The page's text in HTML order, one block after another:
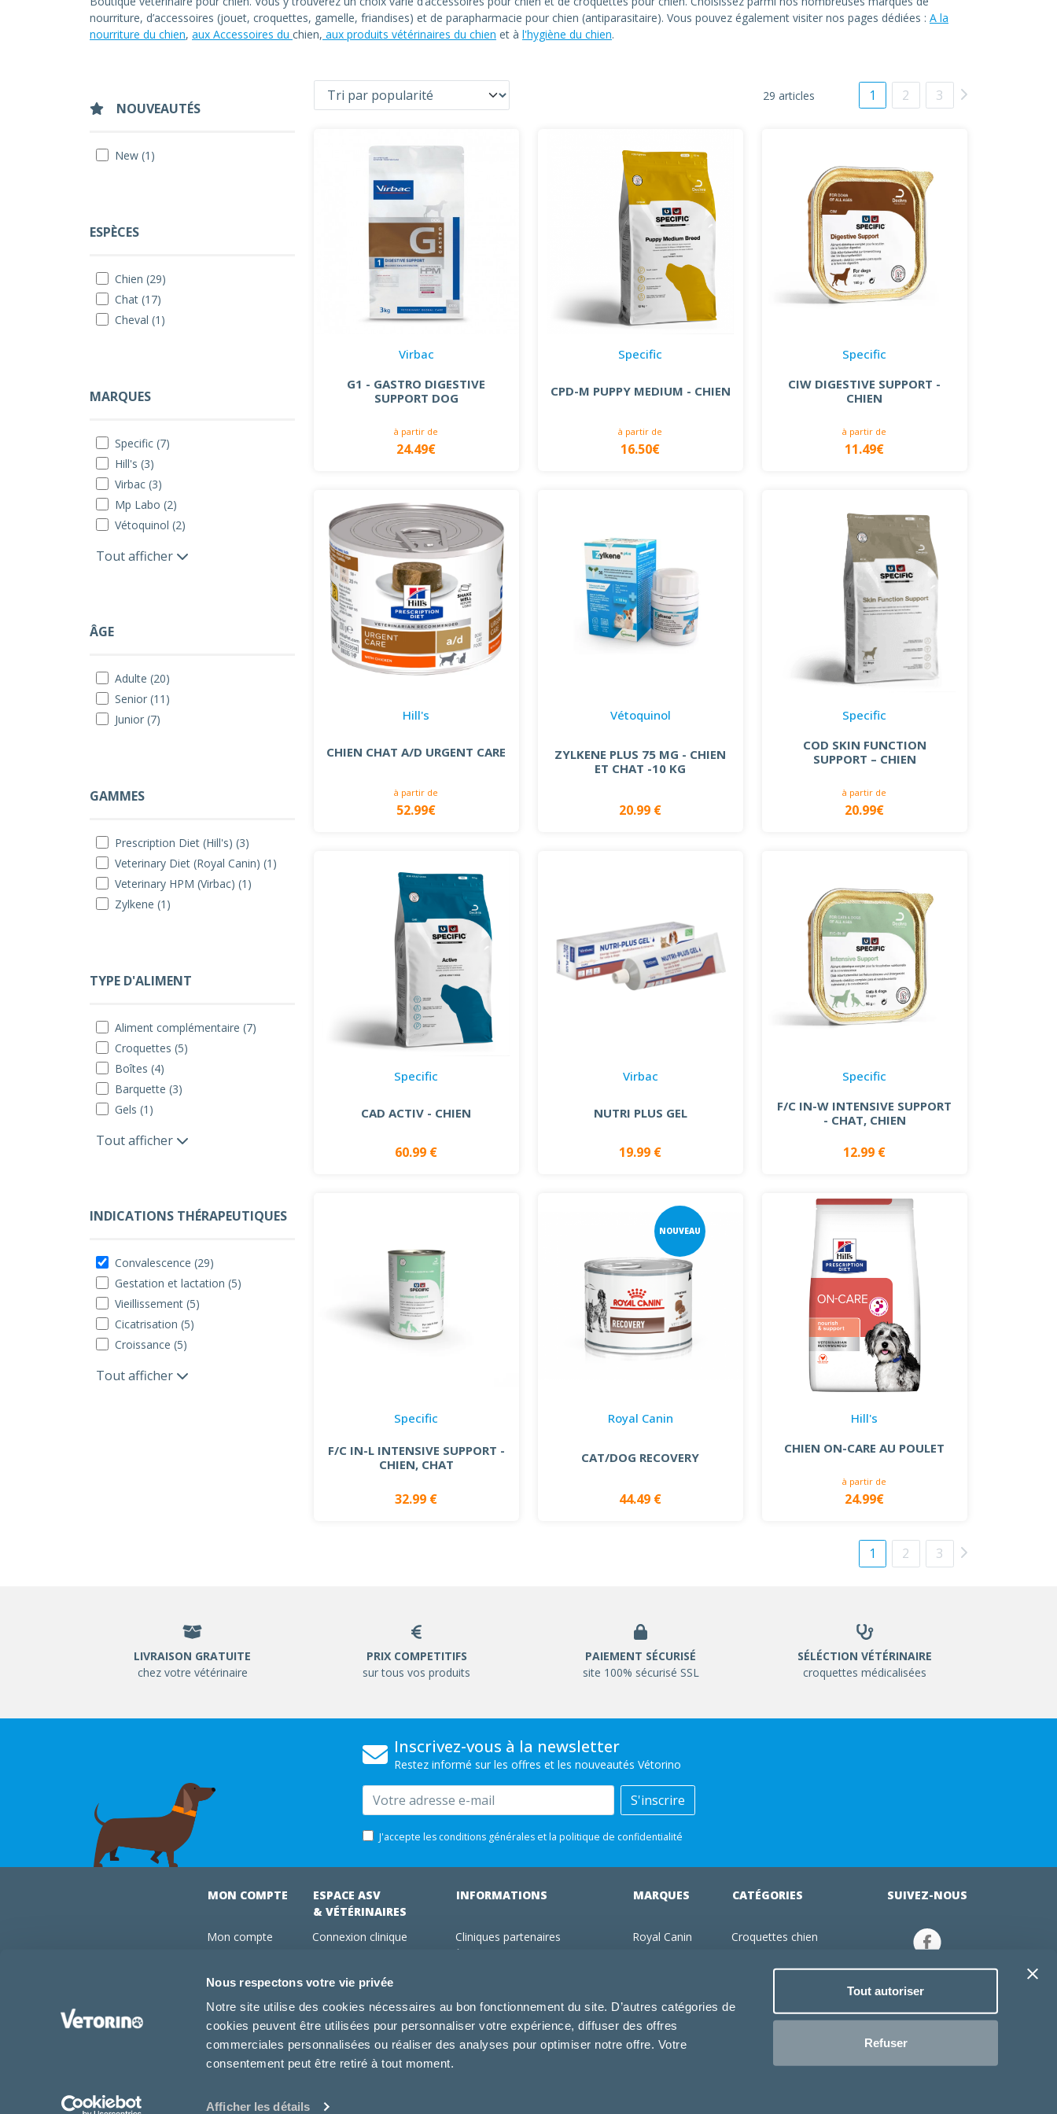
Nous respectons votre vie privée
Notre site utilise des cookies nécessaires au bon fonctionnement du site. D’autres catégories de
cookies peuvent être utilisées pour personnaliser votre expérience, diffuser des offres
commerciales personnalisées ou réaliser des analyses pour optimiser notre offre. Votre
consentement peut être retiré à tout moment.
Afficher les détails
Tout autoriser
Refuser
nourriture, d’accessoires (jouet, croquettes, gamelle, friandises) et de parapharmacie pour chien (antiparasitaire). Vous pouvez également visiter nos pages dédiées : A la
nourriture du chien, aux Accessoires du chien, aux produits vétérinaires du chien et à l'hygiène du chien.
NOUVEAUTÉS
New (1)
ESPÈCES
Chien (29)
Chat (17)
Cheval (1)
MARQUES
Specific (7)
Hill's (3)
Virbac (3)
Mp Labo (2)
Vétoquinol (2)
Tout afficher
ÂGE
Adulte (20)
Senior (11)
Junior (7)
GAMMES
Prescription Diet (Hill's) (3)
Veterinary Diet (Royal Canin) (1)
Veterinary HPM (Virbac) (1)
Zylkene (1)
TYPE D'ALIMENT
Aliment complémentaire (7)
Croquettes (5)
Boîtes (4)
Barquette (3)
Gels (1)
Tout afficher
INDICATIONS THÉRAPEUTIQUES
Convalescence (29)
Gestation et lactation (5)
Vieillissement (5)
Cicatrisation (5)
Croissance (5)
Tout afficher
29 articles 1 2 3
Virbac
G1 - GASTRO DIGESTIVE
SUPPORT DOG
à partir de
24.49€
Specific
CPD-M PUPPY MEDIUM - CHIEN
à partir de
16.50€
Specific
CIW DIGESTIVE SUPPORT -
CHIEN
à partir de
11.49€
Hill's
CHIEN CHAT A/D URGENT CARE
à partir de
52.99€
Vétoquinol
ZYLKENE PLUS 75 MG - CHIEN
ET CHAT -10 KG
20.99 €
Specific
COD SKIN FUNCTION
SUPPORT – CHIEN
à partir de
20.99€
Specific
CAD ACTIV - CHIEN
60.99 €
Virbac
NUTRI PLUS GEL
19.99 €
Specific
F/C IN-W INTENSIVE SUPPORT
- CHAT, CHIEN
12.99 €
Specific
F/C IN-L INTENSIVE SUPPORT -
CHIEN, CHAT
32.99 €
NOUVEAU
Royal Canin
CAT/DOG RECOVERY
44.49 €
Hill's
CHIEN ON-CARE AU POULET
à partir de
24.99€
1 2 3
LIVRAISON GRATUITE
chez votre vétérinaire
PRIX COMPETITIFS
sur tous vos produits
PAIEMENT SÉCURISÉ
site 100% sécurisé SSL
SÉLÉCTION VÉTÉRINAIRE
croquettes médicalisées
Inscrivez-vous à la newsletter
Restez informé sur les offres et les nouveautés Vétorino
Email S'inscrire
J'accepte les conditions générales et la politique de confidentialité
MON COMPTE
Mon compte
Conseils vétos
FAQ
ESPACE ASV
& VÉTÉRINAIRES
Connexion clinique
Devenir adhérent Vétorino
INFORMATIONS
Cliniques partenaires
Utilisation des cookies
Conditions générales d'utilisation
MARQUES
Royal Canin
Specific
Dechra
Tonivet
CATÉGORIES
Croquettes chien
Jouets chien
Produits vétérinaire chien
Jouets chat
SUIVEZ-NOUS